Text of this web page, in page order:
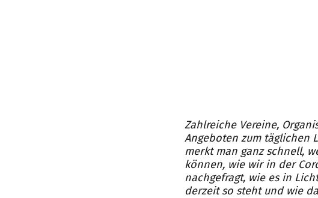
Zahlreiche Vereine,
Angeboten zum täglichen
merkt man ganz schnell,
können, wie wir in der
nachgefragt, wie es in
derzeit so steht und wie